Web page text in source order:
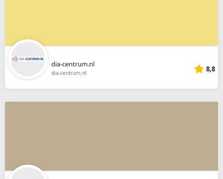
dia-centrum.nl
dia-centrum.nl 8,8